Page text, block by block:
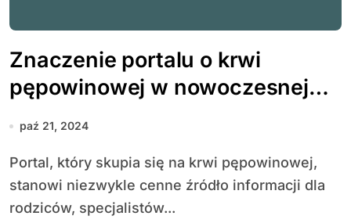
Znaczenie portalu o krwi
pępowinowej w nowoczesnej
medycynie
paź 21, 2024
Portal, który skupia się na krwi pępowinowej,
stanowi niezwykle cenne źródło informacji dla
rodziców, specjalistów...